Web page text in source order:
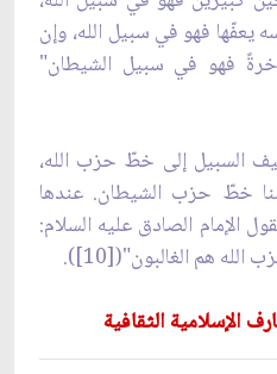
فهو في سبيل الله، وإن
فهو في سبيل الشيطان"
السبيل إلى خطّ حزب الله،
خطّ حزب الشيطان. عندها
الإمام الصادق عليه السلام:
هم الغالبون"([10]).
الإسلامية الثقافية